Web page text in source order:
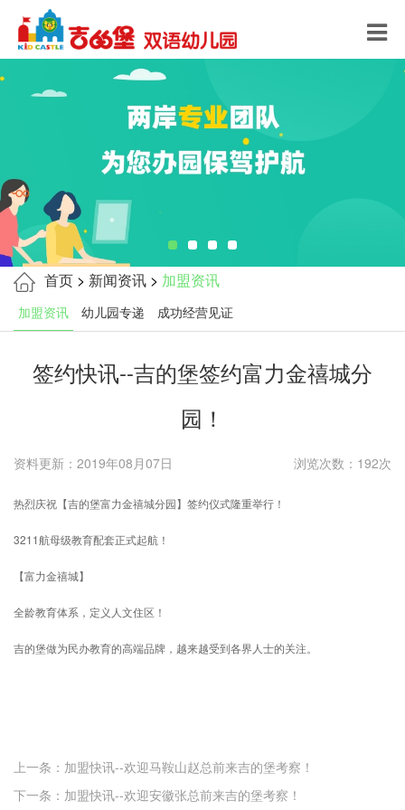
首页 > 新闻资讯 > 加盟资讯
加盟资讯 幼儿园专递 成功经营见证
签约快讯--吉的堡签约富力金禧城分
园！
资料更新：2019年08月07日 浏览次数：192次
热烈庆祝【吉的堡富力金禧城分园】签约仪式隆重举行！
3211航母级教育配套正式起航！
【富力金禧城】
全龄教育体系，定义人文住区！
吉的堡做为民办教育的高端品牌，越来越受到各界人士的关注。
上一条：加盟快讯--欢迎马鞍山赵总前来吉的堡考察！
下一条：加盟快讯--欢迎安徽张总前来吉的堡考察！